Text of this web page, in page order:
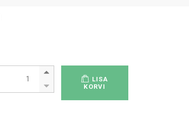
Harkkepp 3 jalaga quantity
LISA
KORVI